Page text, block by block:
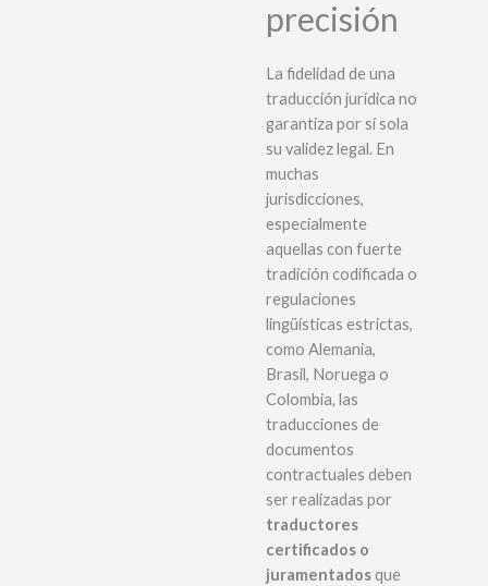
precisión
La fidelidad de una
traducción jurídica no
garantiza por sí sola
su validez legal. En
muchas
jurisdicciones,
especialmente
aquellas con fuerte
tradición codificada o
regulaciones
lingüísticas estrictas,
como Alemania,
Brasil, Noruega o
Colombia, las
traducciones de
documentos
contractuales deben
ser realizadas por
traductores
certificados o
juramentadosque